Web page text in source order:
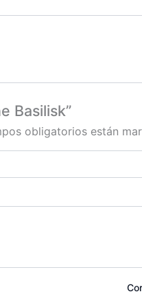
Basilisk”
obligatorios están